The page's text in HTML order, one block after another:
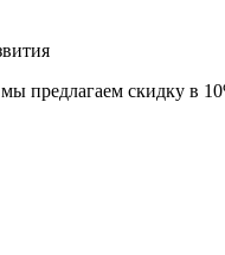
мы предлагаем скидку в